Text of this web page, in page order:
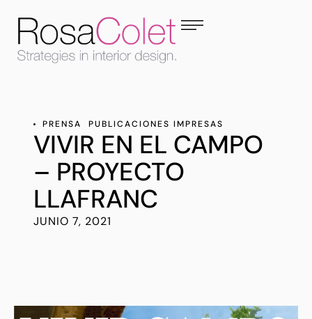
PRENSA PUBLICACIONES IMPRESAS
VIVIR EN EL CAMPO
– PROYECTO
LLAFRANC
JUNIO 7, 2021